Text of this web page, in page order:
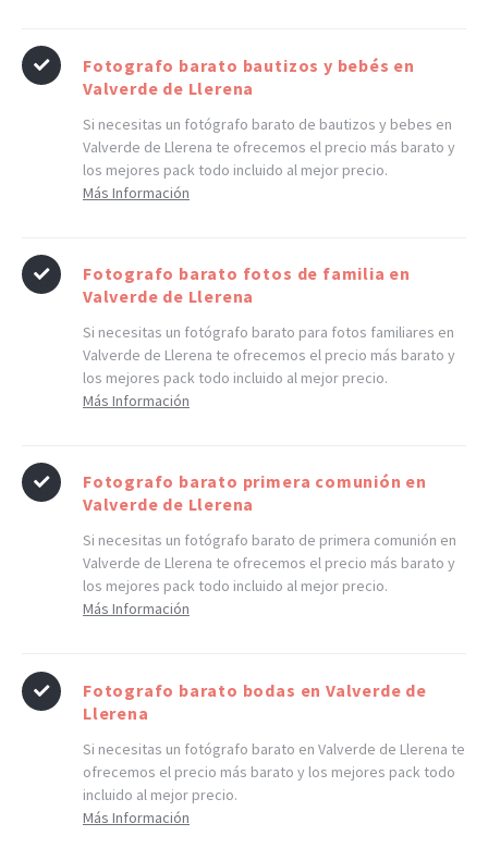
Fotografo barato bautizos y bebés en
Valverde de Llerena
Si necesitas un fotógrafo barato de bautizos y bebes en
Valverde de Llerena te ofrecemos el precio más barato y
los mejores pack todo incluido al mejor precio.
Más Información
Fotografo barato fotos de familia en
Valverde de Llerena
Si necesitas un fotógrafo barato para fotos familiares en
Valverde de Llerena te ofrecemos el precio más barato y
los mejores pack todo incluido al mejor precio.
Más Información
Fotografo barato primera comunión en
Valverde de Llerena
Si necesitas un fotógrafo barato de primera comunión en
Valverde de Llerena te ofrecemos el precio más barato y
los mejores pack todo incluido al mejor precio.
Más Información
Fotografo barato bodas en Valverde de
Llerena
Si necesitas un fotógrafo barato en Valverde de Llerena te
ofrecemos el precio más barato y los mejores pack todo
incluido al mejor precio.
Más Información